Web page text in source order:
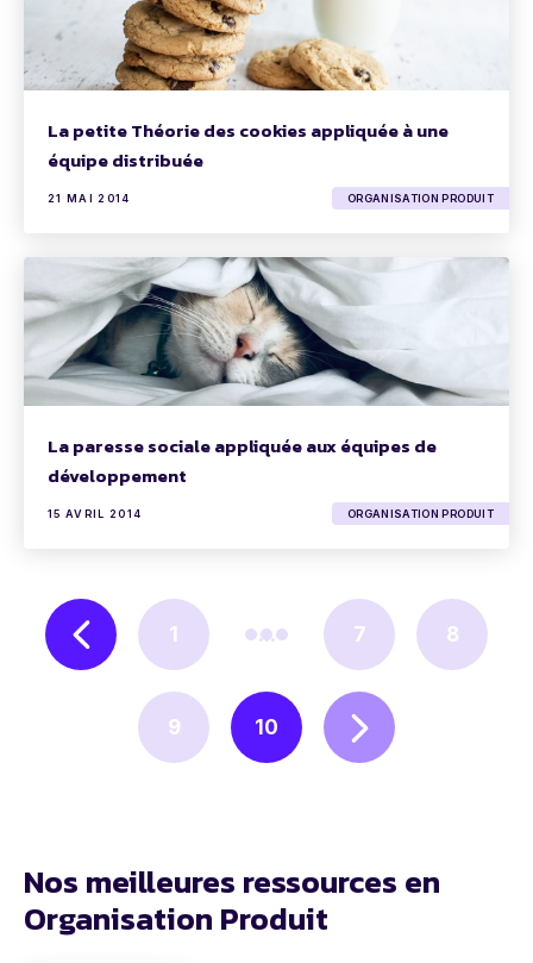
La petite Théorie des cookies appliquée à une
équipe distribuée
21 MAI 2014 ORGANISATION PRODUIT
La paresse sociale appliquée aux équipes de
développement
15 AVRIL 2014 ORGANISATION PRODUIT
1 ... 7 8
9 10
Nos meilleures ressources en
Organisation Produit